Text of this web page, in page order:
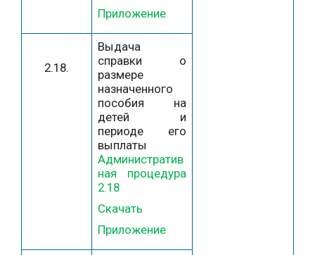
Приложение
2.18.
Выдача
справки о
размере
назначенного
пособия на
детей и
периоде его
выплаты
Административ
ная процедура
2.18
Скачать
Приложение